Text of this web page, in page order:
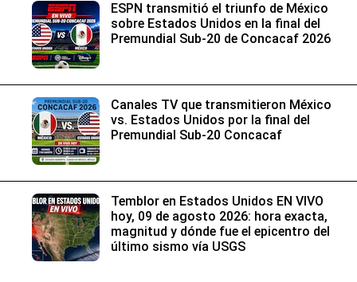
ESPN transmitió el triunfo de México
sobre Estados Unidos en la final del
Premundial Sub-20 de Concacaf 2026
Canales TV que transmitieron México
vs. Estados Unidos por la final del
Premundial Sub-20 Concacaf
Temblor en Estados Unidos EN VIVO
hoy, 09 de agosto 2026: hora exacta,
magnitud y dónde fue el epicentro del
último sismo vía USGS